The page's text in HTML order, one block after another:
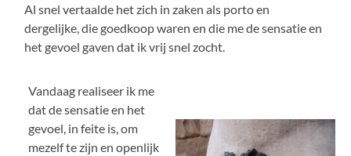
Al snel vertaalde het zich in zaken als porto en
dergelijke, die goedkoop waren en die me de sensatie en
het gevoel gaven dat ik vrij snel zocht.
Vandaag realiseer ik me
dat de sensatie en het
gevoel, in feite is, om
mezelf te zijn en openlijk